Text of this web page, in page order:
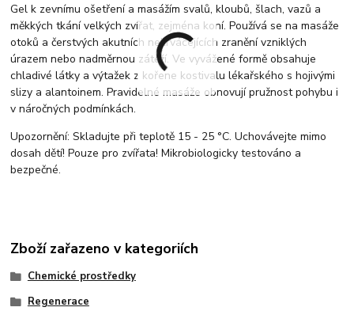
Gel k zevnímu ošetření a masážím svalů, kloubů, šlach, vazů a
měkkých tkání velkých zvířat, zejména koní. Používá se na masáže
otoků a čerstvých akutních nekrvácejících zranění vzniklých
úrazem nebo nadměrnou zátěží. Ve vyvážené formě obsahuje
chladivé látky a výtažek z kořene kostivalu lékařského s hojivými
slizy a alantoinem. Pravidelné masáže obnovují pružnost pohybu i
v náročných podmínkách.
Upozornění: Skladujte při teplotě 15 - 25 °C. Uchovávejte mimo
dosah dětí! Pouze pro zvířata! Mikrobiologicky testováno a
bezpečné.
Zboží zařazeno v kategoriích
Chemické prostředky
Regenerace